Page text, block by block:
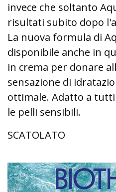
invece che soltanto
risultati subito dopo
La nuova formula di
disponibile anche in
in crema per donare
sensazione di
ottimale. Adatto a
le pelli sensibili.
SCATOLATO